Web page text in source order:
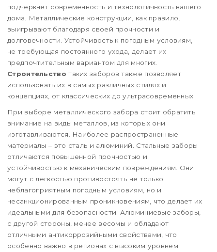
подчеркнет современность и технологичность вашего
дома. Металлические конструкции, как правило,
выигрывают благодаря своей прочности и
долговечности. Устойчивость к погодным условиям,
не требующая постоянного ухода, делает их
предпочтительным вариантом для многих.
Строительство таких заборов также позволяет
использовать их в самых различных стилях и
концепциях, от классических до ультрасовременных.
При выборе металлического забора стоит обратить
внимание на виды металлов, из которых они
изготавливаются. Наиболее распространенные
материалы – это сталь и алюминий. Стальные заборы
отличаются повышенной прочностью и
устойчивостью к механическим повреждениям. Они
могут с легкостью противостоять не только
неблагоприятным погодным условиям, но и
несанкционированным проникновениям, что делает их
идеальными для безопасности. Алюминиевые заборы,
с другой стороны, менее весомы и обладают
отличными антикоррозийными свойствами, что
особенно важно в регионах с высоким уровнем